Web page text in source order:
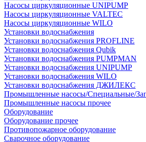
Насосы циркуляционные UNIPUMP
Насосы циркуляционные VALTEC
Насосы циркуляционные WILO
Установки водоснабжения
Установки водоснабжения PROFLINE
Установки водоснабжения Qubik
Установки водоснабжения PUMPMAN
Установки водоснабжения UNIPUMP
Установки водоснабжения WILO
Установки водоснабжения ДЖИЛЕКС
Промышленные насосы/Специальные/
Промышленные насосы прочее
Оборудование
Оборудование прочее
Противопожарное оборудование
Сварочное оборудование